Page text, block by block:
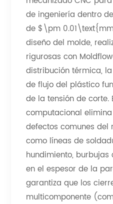
de ingeniería dentro
de $\pm
diseño del molde,
rigurosas con
distribución térmica,
de flujo del plástico
de la tensión de corte.
computacional
defectos comunes del
como líneas de
hundimiento,
en el espesor de la
garantiza que los
multicomponente